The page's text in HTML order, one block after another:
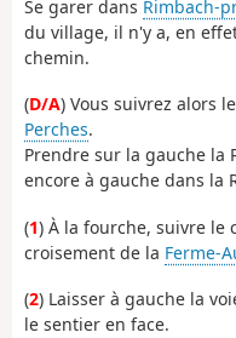
Se garer dans Rimbach-
du village, il n'y a, en
chemin.
(D/A) Vous suivrez alors
Perches.
Prendre sur la gauche la
encore à gauche dans la
(1) À la fourche, suivre le
croisement de la Ferme-
(2) Laisser à gauche la
le sentier en face.